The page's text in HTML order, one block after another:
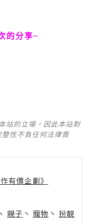
的分享~
站的立場。因此本站對
性不負任何法律責
有價企劃》
親子 丶 寵物 丶 扮靚